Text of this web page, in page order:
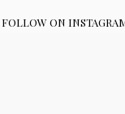
FOLLOW ON